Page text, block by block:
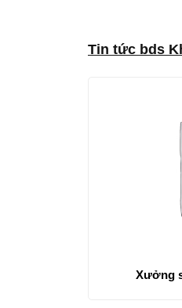
Tin tức bds
Xưởng